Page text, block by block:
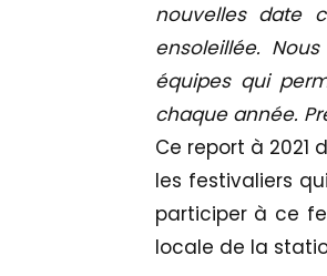
nouvelles date
ensoleillée.
équipes qui
chaque année.
Ce report à 2021
les festivaliers
participer à ce
locale de la